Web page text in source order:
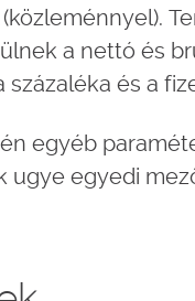
a nettó és
százaléka és a
egyéb
ugye egyedi